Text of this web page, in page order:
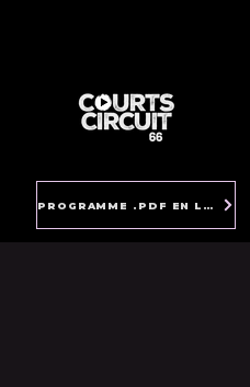
PROGRAMME .PDF EN LIGNE